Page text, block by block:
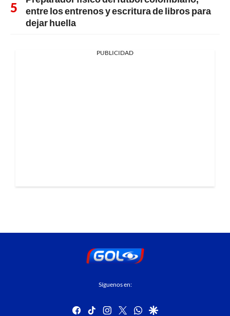
entre los entrenos y escritura de libros para
dejar huella
PUBLICIDAD
Síguenos en:
facebook
tiktok instagram
twitterwhatsapp
google